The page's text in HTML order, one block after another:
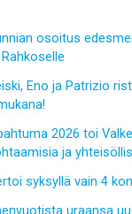
osoitus
Eno ja Patrizio
2026 toi
ja
syksyllä vain 4
uraansa